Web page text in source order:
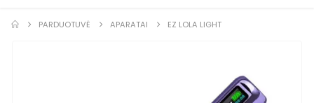
PARDUOTUVĖ APARATAI EZ LOLA LIGHT